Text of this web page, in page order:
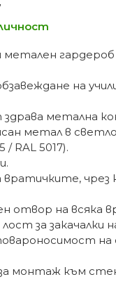
гардероб
на
метална
метал в
/ RAL 5017).
вратичките,
отвор на всяка
за закачалки
монтаж към